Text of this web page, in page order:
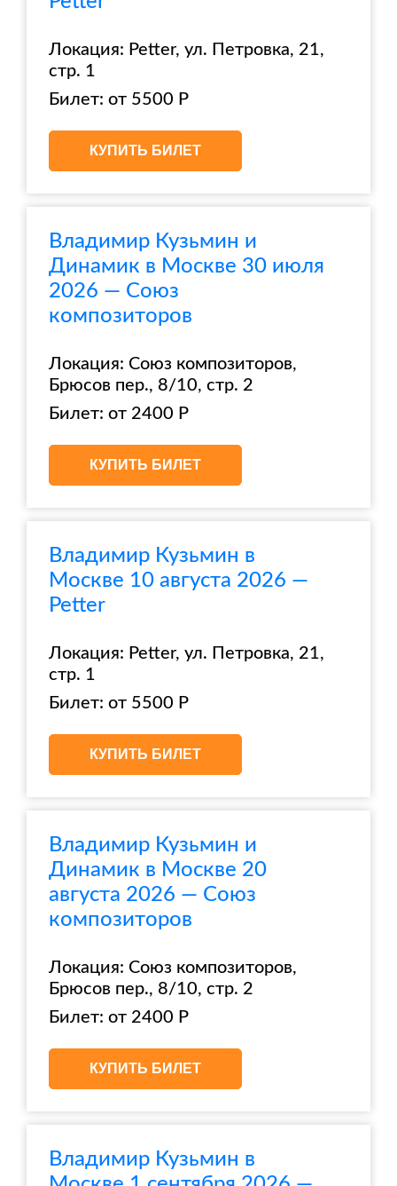
Локация: Petter, ул. Петровка, 21,
стр. 1
Билет: от 5500 Р
КУПИТЬ БИЛЕТ
Владимир Кузьмин и
Динамик в Москве 30 июля
2026 — Союз
композиторов
Локация: Союз композиторов,
Брюсов пер., 8/10, стр. 2
Билет: от 2400 Р
КУПИТЬ БИЛЕТ
Владимир Кузьмин в
Москве 10 августа 2026 —
Petter
Локация: Petter, ул. Петровка, 21,
стр. 1
Билет: от 5500 Р
КУПИТЬ БИЛЕТ
Владимир Кузьмин и
Динамик в Москве 20
августа 2026 — Союз
композиторов
Локация: Союз композиторов,
Брюсов пер., 8/10, стр. 2
Билет: от 2400 Р
КУПИТЬ БИЛЕТ
Владимир Кузьмин в